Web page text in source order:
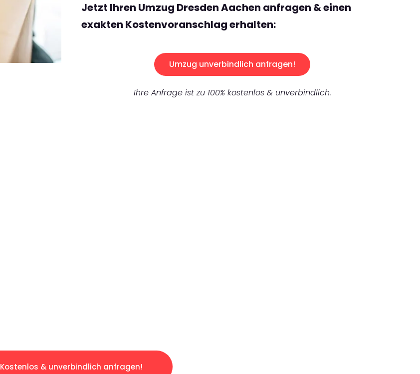
Jetzt Ihren Umzug Dresden Aachen anfragen & einen
exakten Kostenvoranschlag erhalten:
Umzug unverbindlich anfragen!
Ihre Anfrage ist zu 100% kostenlos & unverbindlich.
Kostenlos & unverbindlich anfragen!